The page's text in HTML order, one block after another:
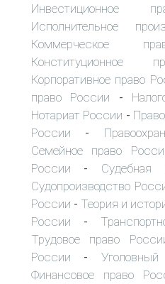
Инвестиционное
Исполнительное
Коммерческое
Конституционное
Корпоративное право
право России -
Нотариат России -
России -
Семейное право
России - Судебная
Судопроизводство
России - Теория и
России -
Трудовое право
России -
Финансовое право